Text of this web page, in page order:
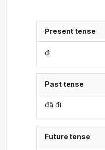
Present tense
đi
Past tense
đã đi
Future tense